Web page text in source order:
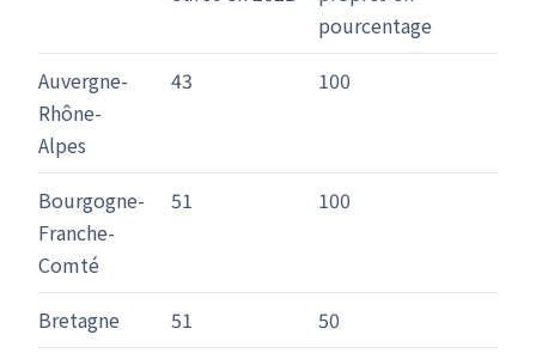
pourcentage
Auvergne-
Rhône-
Alpes
43 100
Bourgogne-
Franche-
Comté
51 100
Bretagne 51
50